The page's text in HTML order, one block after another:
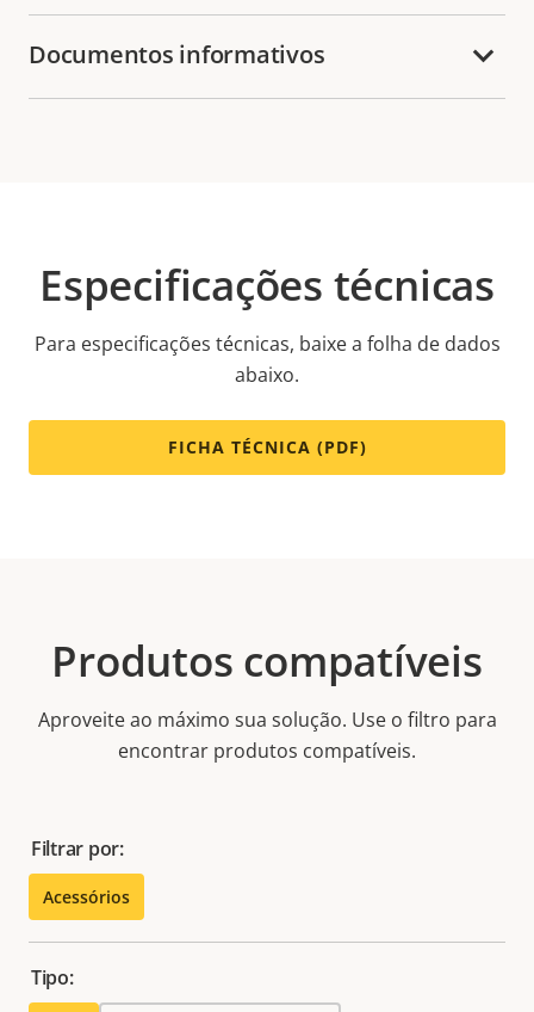
Documentos informativos
Especificações técnicas
Para especificações técnicas, baixe a folha de dados
abaixo.
FICHA TÉCNICA (PDF)
Produtos compatíveis
Aproveite ao máximo sua solução. Use o filtro para
encontrar produtos compatíveis.
Filtrar por:
Acessórios
Tipo: